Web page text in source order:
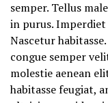
semper. Tellus
in purus. Imperdiet
Nascetur
congue semper
molestie aenean
habitasse feugiat,